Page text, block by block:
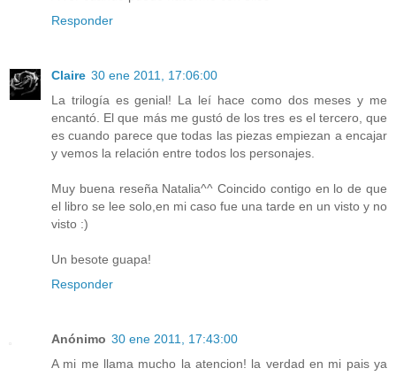
Responder
Claire 30 ene 2011, 17:06:00
La trilogía es genial! La leí hace como dos meses y me
encantó. El que más me gustó de los tres es el tercero, que
es cuando parece que todas las piezas empiezan a encajar
y vemos la relación entre todos los personajes.
Muy buena reseña Natalia^^ Coincido contigo en lo de que
el libro se lee solo,en mi caso fue una tarde en un visto y no
visto :)
Un besote guapa!
Responder
Anónimo 30 ene 2011, 17:43:00
A mi me llama mucho la atencion! la verdad en mi pais ya